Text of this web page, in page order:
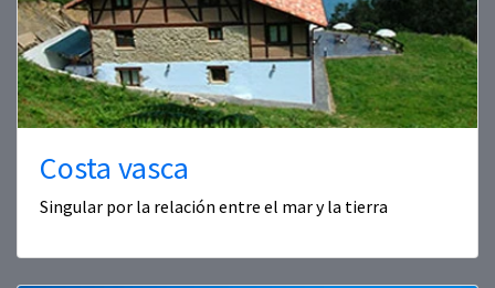
Costa vasca
Singular por la relación entre el mar y la tierra